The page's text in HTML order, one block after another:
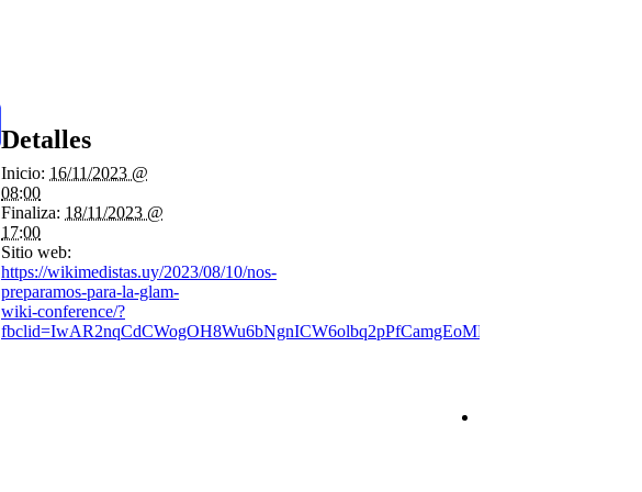
Detalles
Inicio: 16/11/2023 @
08:00
Finaliza: 18/11/2023 @
17:00
Sitio web:
https://wikimedistas.uy/2023/08/10/nos-
preparamos-para-la-glam-
wiki-conference/?